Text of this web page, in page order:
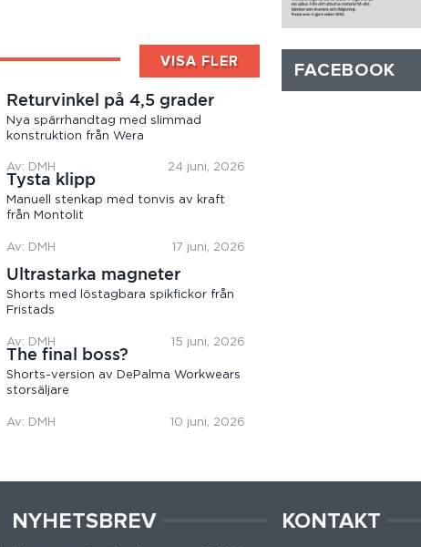
VISA FLER
Returvinkel på 4,5 grader
Nya spärrhandtag med slimmad
konstruktion från Wera
Av: DMH 24 juni, 2026
Tysta klipp
Manuell stenkap med tonvis av kraft
från Montolit
Av: DMH 17 juni, 2026
Ultrastarka magneter
Shorts med löstagbara spikfickor från
Fristads
Av: DMH 15 juni, 2026
The final boss?
Shorts-version av DePalma Workwears
storsäljare
Av: DMH 10 juni, 2026
FACEBOOK
NYHETSBREV KONTAKT